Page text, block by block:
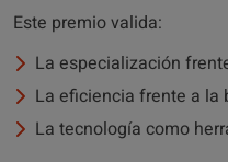
Este premio valida:
La especialización
La eficiencia frente a la
La tecnología como